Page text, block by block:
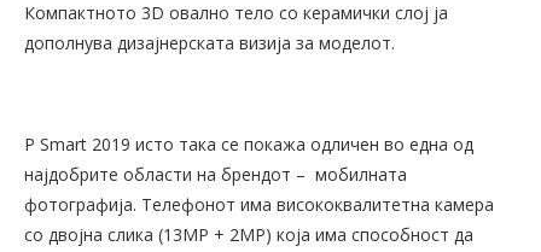
Компактното 3D овално тело со керамички слој ја
дополнува дизајнерската визија за моделот.
P Smart 2019 исто така се покажа одличен во една од
најдобрите области на брендот – мобилната
фотографија. Телефонот има висококвалитетна камера
со двојна слика (13МP + 2МP) која има способност да